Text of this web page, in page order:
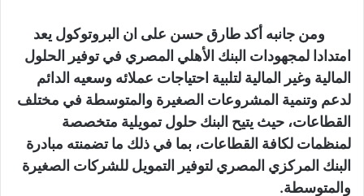
ومن جانبه أكد طارق حسن على ان البروتوكول يعد
امتدادا لمجهودات البنك الأهلي المصري في توفير الحلول
المالية وغير المالية لتلبية احتياجات عملائه وسعيه الدائم
لدعم وتنمية المشروعات الصغيرة والمتوسطة في مختلف
القطاعات، حيث يتيح البنك حلول تمويلية متخصصة
لمنظمات لكافة القطاعات، بما في ذلك ما تضمنته مبادرة
البنك المركزي المصري لتوفير التمويل للشركات الصغيرة
والمتوسطة.